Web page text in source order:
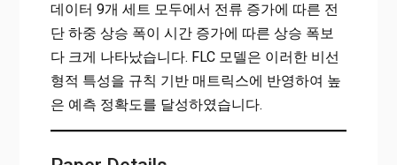
데이터 9개 세트 모두에서 전류 증가에 따른 전
단 하중 상승 폭이 시간 증가에 따른 상승 폭보
다 크게 나타났습니다. FLC 모델은 이러한 비선
형적 특성을 규칙 기반 매트릭스에 반영하여 높
은 예측 정확도를 달성하였습니다.